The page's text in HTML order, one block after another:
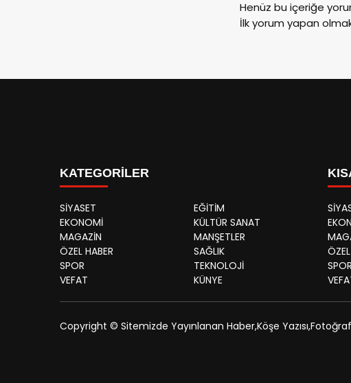
Henüz bu içeriğe
İlk yorum yapan
KATEGORİLER
SİYASET
EĞİTİM
EKONOMİ
KÜLTÜR SANAT
MAGAZİN
MANŞETLER
ÖZEL HABER
SAĞLIK
SPOR
TEKNOLOJİ
VEFAT
KÜNYE
SPOR
Copyright © Sitemizde Yayınlanan Haber,Köşe